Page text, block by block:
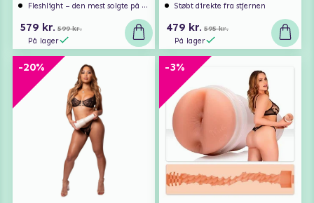
Fleshlight – den mest solgte på markedet
579 kr. 599 kr.
På lager
Støbt direkte fra stjernen
479 kr. 595 kr.
På lager
-20% -3%